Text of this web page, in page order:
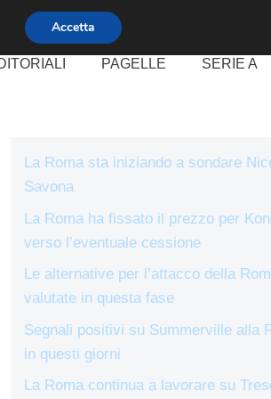
PAGELLE SERIE A
La Roma sta iniziando a sondare
Savona
La Roma ha fissato il prezzo per
verso l’eventuale cessione
Le alternative per l’attacco della
valutate in questa fase
Segnali positivi su Summerville alla
in questi giorni
La Roma continua a lavorare su
Accetta